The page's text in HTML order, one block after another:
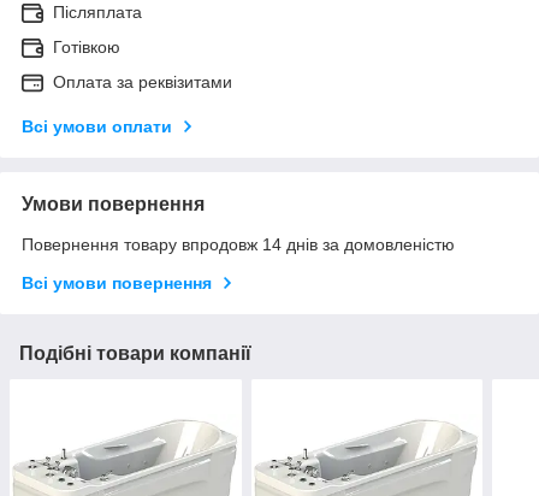
Післяплата
Готівкою
Оплата за реквізитами
Всі умови оплати
Умови повернення
Повернення товару впродовж 14 днів за домовленістю
Всі умови повернення
Подібні товари компанії